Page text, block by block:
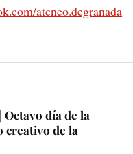
ateneo.degranada
Octavo día de la
creativo de la